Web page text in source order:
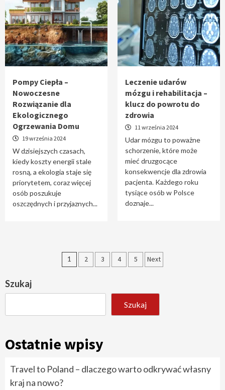
Pompy Ciepła –
Nowoczesne
Rozwiązanie dla
Ekologicznego
Ogrzewania Domu
19 września 2024
W dzisiejszych czasach,
kiedy koszty energii stale
rosną, a ekologia staje się
priorytetem, coraz więcej
osób poszukuje
oszczędnych i przyjaznych...
Leczenie udarów
mózgu i rehabilitacja –
klucz do powrotu do
zdrowia
11 września 2024
Udar mózgu to poważne
schorzenie, które może
mieć druzgocące
konsekwencje dla zdrowia
pacjenta. Każdego roku
tysiące osób w Polsce
doznaje...
Stronicowanie
1 2 3 4 5 Next
Szukaj
Szukaj
Ostatnie wpisy
Travel to Poland – dlaczego warto odkrywać własny
kraj na nowo?